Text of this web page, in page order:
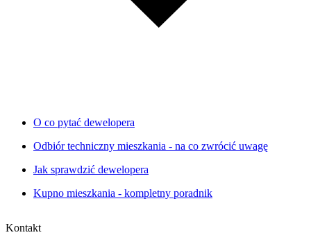
O co pytać dewelopera
Odbiór techniczny mieszkania - na co zwrócić uwagę
Jak sprawdzić dewelopera
Kupno mieszkania - kompletny poradnik
Kontakt